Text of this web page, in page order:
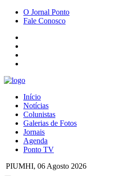
O Jornal Ponto
Fale Conosco
Início
Notícias
Colunistas
Galerias de Fotos
Jornais
Agenda
Ponto TV
PIUMHI, 06 Agosto 2026